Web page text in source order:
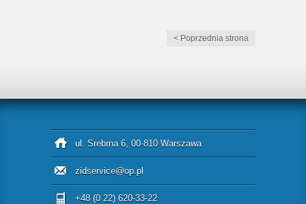
< Poprzednia strona
ul. Srebrna 6, 00-810 Warszawa
zidservice@op.pl
+48 (0 22) 620-33-22